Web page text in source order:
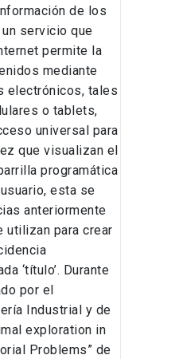
de los
servicio que
permite la
mediante
electrónicos, tales
o tablets,
universal para
que visualizan el
programática
esta se
anteriormente
utilizan para crear
‘título’. Durante
por el
Industrial y de
exploration in
Problems” de